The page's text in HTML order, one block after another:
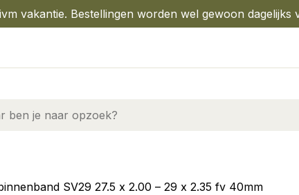
vakantie. Bestellingen worden wel gewoon dagelijks
SV29 27.5 x 2.00 – 29 x 2.35 fv 40mm